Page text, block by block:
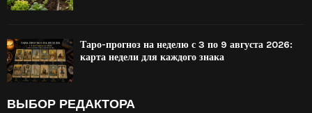
Таро-прогноз на неделю с 3 по 9 августа 2026:
карта недели для каждого знака
ВЫБОР РЕДАКТОРА